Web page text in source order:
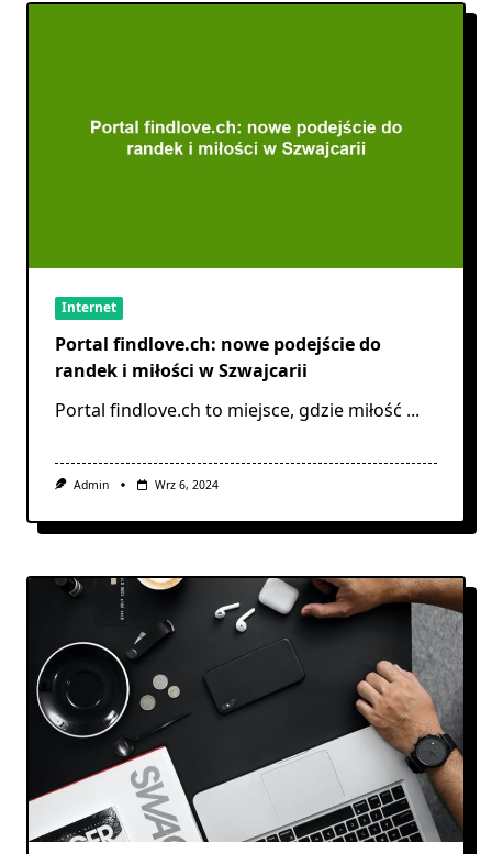
Internet
Portal findlove.ch: nowe podejście do
randek i miłości w Szwajcarii
Portal findlove.ch to miejsce, gdzie miłość ...
Admin Wrz 6, 2024